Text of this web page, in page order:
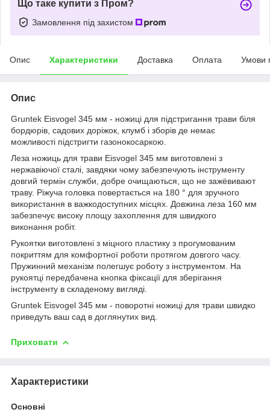
Що таке купити з Пром?
Замовлення під захистом
Опис Характеристики Доставка Оплата Умови
Опис
Gruntek Eisvogel 345 мм - ножиці для підстригання трави біля
бордюрів, садових доріжок, клумб і зборів де немає
можливості підстригти газонокосаркою.
Леза ножиць для трави Eisvogel 345 мм виготовлені з
нержавіючої сталі, завдяки чому забезпечують інструменту
довгий термін служби, добре очищаються, що не зажёвивают
траву. Ріжуча головка повертається на 180 ° для зручного
використання в важкодоступних місцях. Довжина леза 160 мм
забезпечує високу площу захоплення для швидкого
виконання робіт.
Рукоятки виготовлені з міцного пластику з прогумованим
покриттям для комфортної роботи протягом довгого часу.
Пружинний механізм полегшує роботу з інструментом. На
рукоятці передбачена кнопка фіксації для зберігання
інструменту в складеному вигляді.
Gruntek Eisvogel 345 мм - поворотні ножиці для трави швидко
приведуть ваш сад в доглянутих вид.
Приховати
Характеристики
Основні